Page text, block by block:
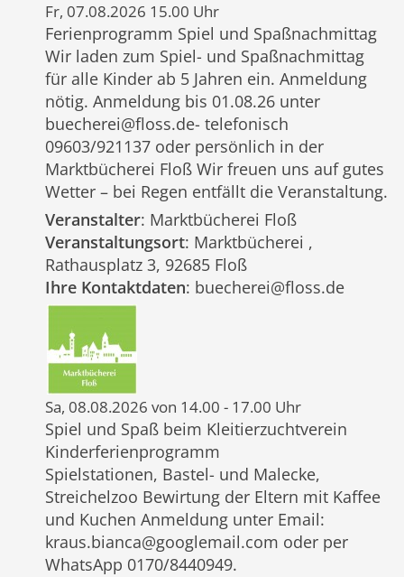
Fr, 07.08.2026 15.00 Uhr
Ferienprogramm Spiel und Spaßnachmittag
Wir laden zum Spiel- und Spaßnachmittag
für alle Kinder ab 5 Jahren ein. Anmeldung
nötig. Anmeldung bis 01.08.26 unter
buecherei@floss.de- telefonisch
09603/921137 oder persönlich in der
Marktbücherei Floß Wir freuen uns auf gutes
Wetter – bei Regen entfällt die Veranstaltung.
Veranstalter: Marktbücherei Floß
Veranstaltungsort: Marktbücherei ,
Rathausplatz 3, 92685 Floß
Ihre Kontaktdaten: buecherei@floss.de
Sa, 08.08.2026 von 14.00 - 17.00 Uhr
Spiel und Spaß beim Kleitierzuchtverein
Kinderferienprogramm
Spielstationen, Bastel- und Malecke,
Streichelzoo Bewirtung der Eltern mit Kaffee
und Kuchen Anmeldung unter Email:
kraus.bianca@googlemail.com oder per
WhatsApp 0170/8440949.